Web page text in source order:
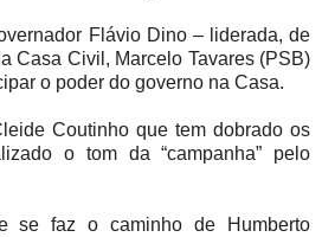
Flávio Dino – liderada, de
Casa Civil, Marcelo Tavares (PSB)
o poder do governo na Casa.
Coutinho que tem dobrado os
o tom da “campanha” pelo
se faz o caminho de Humberto